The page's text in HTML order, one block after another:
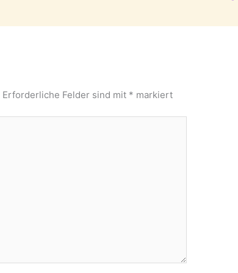
Erforderliche Felder sind mit * markiert